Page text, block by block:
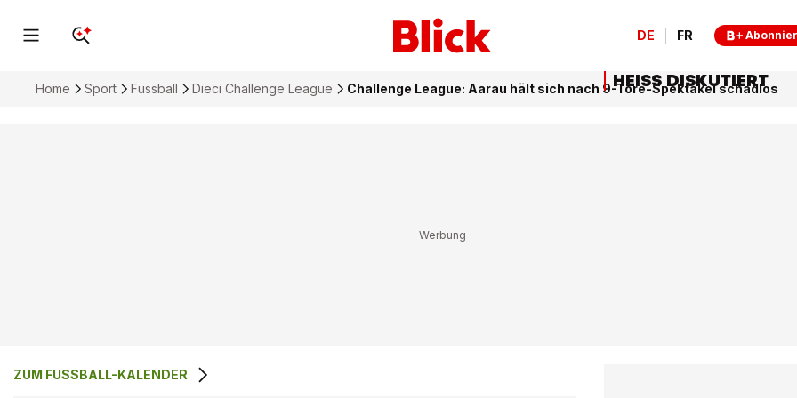
DE FR
Home Sport Fussball Dieci Challenge League Challenge League: Aarau hält sich nach 9-Tore-Spektakel schadlos
ZUM FUSSBALL-KALENDER
HEISS DISKUTIERT